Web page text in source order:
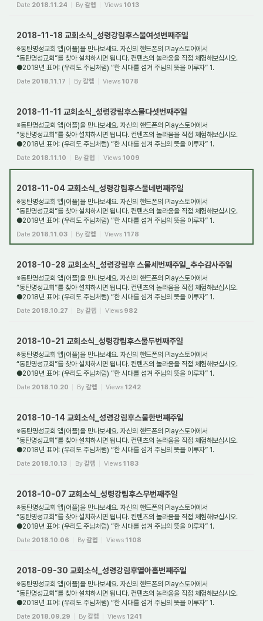
Date 2018.11.24 By갈렙 Views 1013
2018-11-18 교회소식_성령강림후스물여섯번째주일
※동탄명성교회 앱(어플)을 만나보세요. 자신의 핸드폰의 Play스토어에서
“동탄명성교회”를 찾아 설치하시면 됩니다. 컨텐츠의 놀라움을 직접 체험해보십시오.
●2018년 표어: (우리도 주님처럼) “한 시대를 섬겨 주님의 뜻을 이루자” 1.
새가족환영: 동탄명성교...
Date 2018.11.17 By갈렙 Views 1078
2018-11-11 교회소식_성령강림후스물다섯번째주일
※동탄명성교회 앱(어플)을 만나보세요. 자신의 핸드폰의 Play스토어에서
“동탄명성교회”를 찾아 설치하시면 됩니다. 컨텐츠의 놀라움을 직접 체험해보십시오.
●2018년 표어: (우리도 주님처럼) “한 시대를 섬겨 주님의 뜻을 이루자” 1.
Date 2018.11.10 By갈렙 Views 1009
2018-11-04 교회소식_성령강림후스물네번째주일
※동탄명성교회 앱(어플)을 만나보세요. 자신의 핸드폰의 Play스토어에서
“동탄명성교회”를 찾아 설치하시면 됩니다. 컨텐츠의 놀라움을 직접 체험해보십시오.
●2018년 표어: (우리도 주님처럼) “한 시대를 섬겨 주님의 뜻을 이루자” 1.
Date 2018.11.03 By갈렙 Views 1178
2018-10-28 교회소식_성령강림후 스물세번째주일_추수감사주일
※동탄명성교회 앱(어플)을 만나보세요. 자신의 핸드폰의 Play스토어에서
“동탄명성교회”를 찾아 설치하시면 됩니다. 컨텐츠의 놀라움을 직접 체험해보십시오.
●2018년 표어: (우리도 주님처럼) “한 시대를 섬겨 주님의 뜻을 이루자” 1.
Date 2018.10.27 By갈렙 Views 982
2018-10-21 교회소식_성령강림후스물두번째주일
※동탄명성교회 앱(어플)을 만나보세요. 자신의 핸드폰의 Play스토어에서
“동탄명성교회”를 찾아 설치하시면 됩니다. 컨텐츠의 놀라움을 직접 체험해보십시오.
●2018년 표어: (우리도 주님처럼) “한 시대를 섬겨 주님의 뜻을 이루자” 1.
Date 2018.10.20 By갈렙 Views 1242
2018-10-14 교회소식_성령강림후스물한번째주일
※동탄명성교회 앱(어플)을 만나보세요. 자신의 핸드폰의 Play스토어에서
“동탄명성교회”를 찾아 설치하시면 됩니다. 컨텐츠의 놀라움을 직접 체험해보십시오.
●2018년 표어: (우리도 주님처럼) “한 시대를 섬겨 주님의 뜻을 이루자” 1.
Date 2018.10.13 By갈렙 Views 1183
2018-10-07 교회소식_성령강림후스무번째주일
※동탄명성교회 앱(어플)을 만나보세요. 자신의 핸드폰의 Play스토어에서
“동탄명성교회”를 찾아 설치하시면 됩니다. 컨텐츠의 놀라움을 직접 체험해보십시오.
●2018년 표어: (우리도 주님처럼) “한 시대를 섬겨 주님의 뜻을 이루자” 1.
Date 2018.10.06 By갈렙 Views 1108
2018-09-30 교회소식_성령강림후열아홉번째주일
※동탄명성교회 앱(어플)을 만나보세요. 자신의 핸드폰의 Play스토어에서
“동탄명성교회”를 찾아 설치하시면 됩니다. 컨텐츠의 놀라움을 직접 체험해보십시오.
●2018년 표어: (우리도 주님처럼) “한 시대를 섬겨 주님의 뜻을 이루자” 1.
Date 2018.09.29 By갈렙 Views 1241